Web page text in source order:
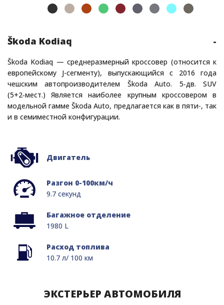
Škoda Kodiaq -
Škoda Kodiaq — среднеразмерный кроссовер (относится к
европейскому J-сегменту), выпускающийся с 2016 года
чешским автопроизводителем Škoda Auto. 5‑дв. SUV
(5+2‑мест.) Является наиболее крупным кроссовером в
модельной гамме Škoda Auto, предлагается как в пяти-, так
и в семиместной конфигурации.
Двигатель
Разгон 0-100км/ч
9.7 секунд
Багажное отделение
1980 L
Расход топлива
10.7 л/ 100 км
ЭКСТЕРЬЕР АВТОМОБИЛЯ